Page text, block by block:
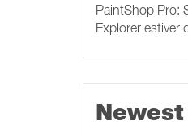
PaintShop Pro:
Explorer estiver
Newest